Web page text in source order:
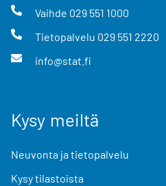
Vaihde 029 551 1000
Tietopalvelu 029 551 2220
info@stat.fi
Kysy meiltä
Neuvonta ja tietopalvelu
Kysy tilastoista